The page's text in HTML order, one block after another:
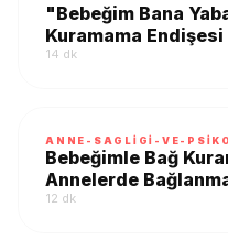
"Bebeğim Bana
Kuramama
14 dk
ANNE-SAGLIGI-VE-
Bebeğimle Bağ
Annelerde
12 dk